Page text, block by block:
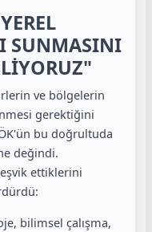
SUNMASINI
ve bölgelerin
gerektiğini
bu doğrultuda
değindi.
ettiklerini
bilimsel çalışma,